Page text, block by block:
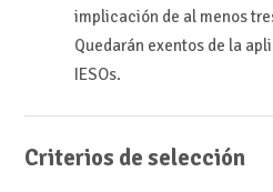
implicación de al menos
Quedarán exentos de la
IESOs.
Criterios de selección